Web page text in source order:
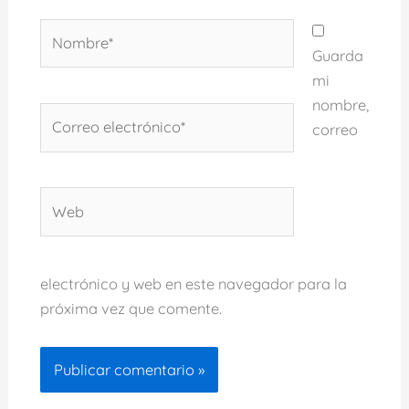
electrónico*
Guarda
mi
nombre,
correo
electrónico y web en este navegador para la
próxima vez que comente.